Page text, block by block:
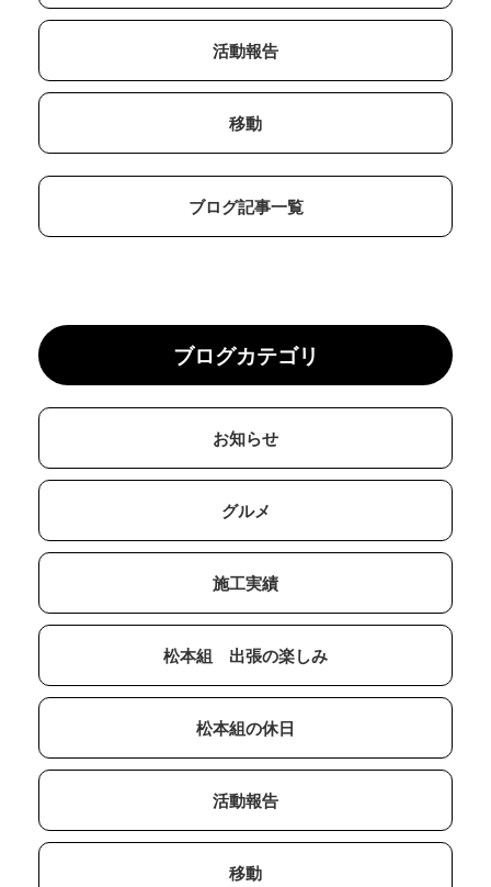
活動報告
移動
ブログ記事一覧
ブログカテゴリ
お知らせ
グルメ
施工実績
松本組 出張の楽しみ
松本組の休日
活動報告
移動